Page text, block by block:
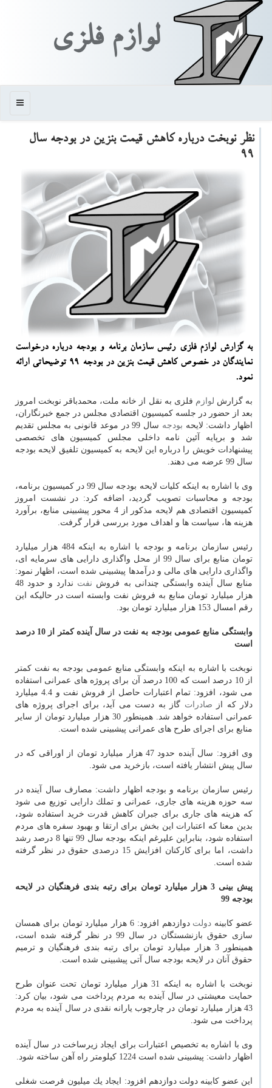
لوازم فلزی
منو
نظر نوبخت درباره كاهش قیمت بنزین در بودجه سال
99
به گزارش لوازم فلزی رئیس سازمان برنامه و بودجه درباره درخواست
نمایندگان در خصوص كاهش قیمت بنزین در بودجه ۹۹ توضیحاتی ارائه
نمود.
به گزارش لوازم فلزی به نقل از خانه ملت، محمدباقر نوبخت امروز
بعد از حضور در جلسه كمیسیون اقتصادی مجلس در جمع خبرنگاران،
اظهار داشت: لایحه بودجه
سال 99 در موعد قانونی به مجلس تقدیم
شد و برپایه آئین نامه داخلی مجلس كمیسیون های تخصصی
پیشنهادات خویش را درباره این لایحه به كمیسیون تلفیق لایحه بودجه
سال 99 عرضه می دهند.
وی با اشاره به اینكه كلیات لایحه بودجه سال 99 در كمیسیون برنامه،
بودجه و محاسبات تصویب گردید، اضافه كرد: در نشست امروز
كمیسیون اقتصادی هم لایحه مذكور از 4 محور پیشبینی منابع، برآورد
هزینه ها، سیاست ها و اهداف مورد بررسی قرار گرفت.
رئیس سازمان برنامه و بودجه با اشاره به اینكه 484 هزار میلیارد
تومان منابع برای سال 99 از محل واگذاری دارایی های سرمایه ای،
واگذاری دارایی های مالی و درآمدها پیشبینی شده است، اظهار نمود:
منابع سال آینده وابستگی چندانی به فروش نفت
ندارد و حدود 48
هزار میلیارد تومان منابع به فروش نفت وابسته است در حالیكه این
رقم امسال 153 هزار میلیارد تومان بود.
وابستگی منابع عمومی بودجه به نفت در سال آینده كمتر از 10 درصد
است
نوبخت با اشاره به اینكه وابستگی منابع عمومی بودجه به نفت كمتر
از 10 درصد است كه 100 درصد آن برای پروژه های عمرانی استفاده
می شود، افزود: تمام اعتبارات حاصل از فروش نفت و 4.4 میلیارد
دلار كه از صادرات گاز به دست می آید، برای اجرای پروژه های
عمرانی استفاده خواهد شد. همینطور 30 هزار میلیارد تومان از سایر
منابع برای اجرای طرح های عمرانی پیشبینی شده است.
وی افزود: سال آینده حدود 47 هزار میلیارد تومان از اوراقی كه در
سال پیش انتشار یافته است، بازخرید می شود.
رئیس سازمان برنامه و بودجه اظهار داشت: مصارف سال آینده در
سه حوزه هزینه های جاری، عمرانی و تملك دارایی توزیع می شود
كه هزینه های جاری برای جبران كاهش قدرت خرید استفاده شود،
بدین معنا كه اعتبارات این بخش برای ارتقا و بهبود سفره های مردم
استفاده شود، بنابراین علیرغم اینكه بودجه سال 99 تنها 8 درصد رشد
داشت، اما برای كاركنان افزایش 15 درصدی حقوق در نظر گرفته
شده است.
پیش بینی 3 هزار میلیارد تومان برای رتبه بندی فرهنگیان در لایحه
بودجه 99
عضو كابینه دولت
دوازدهم افزود: 6 هزار میلیارد تومان برای همسان
سازی حقوق بازنشستگان در سال 99 در نظر گرفته شده است،
همینطور 3 هزار میلیارد تومان برای رتبه بندی فرهنگیان و ترمیم
حقوق آنان در لایحه بودجه سال آتی پیشبینی شده است.
نوبخت با اشاره به اینكه 31 هزار میلیارد تومان تحت عنوان طرح
حمایت معیشتی در سال آینده به مردم پرداخت می شود، بیان كرد:
43 هزار میلیارد تومان در چارچوب یارانه نقدی در سال آینده به مردم
پرداخت می شود.
وی با اشاره به تخصیص اعتبارات برای ایجاد زیرساخت در سال آینده
اظهار داشت: پیشبینی شده است 1224 كیلومتر راه آهن ساخته شود.
این عضو كابینه دولت دوازدهم افزود: ایجاد یك میلیون فرصت شغلی